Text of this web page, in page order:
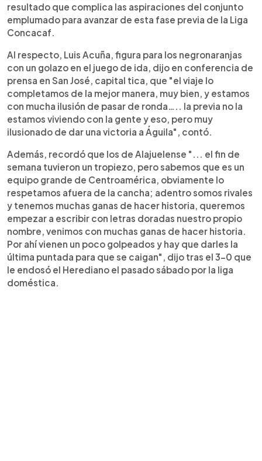
resultado que complica las aspiraciones del conjunto
emplumado para avanzar de esta fase previa de la Liga
Concacaf.
Al respecto, Luis Acuña, figura para los negronaranjas
con un golazo en el juego de ida, dijo en conferencia de
prensa en San José, capital tica, que "el viaje lo
completamos de la mejor manera, muy bien, y estamos
con mucha ilusión de pasar de ronda….. la previa no la
estamos viviendo con la gente y eso, pero muy
ilusionado de dar una victoria a Águila", contó.
Además, recordó que los de Alajuelense "... el fin de
semana tuvieron un tropiezo, pero sabemos que es un
equipo grande de Centroamérica, obviamente lo
respetamos afuera de la cancha; adentro somos rivales
y tenemos muchas ganas de hacer historia, queremos
empezar a escribir con letras doradas nuestro propio
nombre, venimos con muchas ganas de hacer historia.
Por ahí vienen un poco golpeados y hay que darles la
última puntada para que se caigan", dijo tras el 3-0 que
le endosó el Herediano el pasado sábado por la liga
doméstica.